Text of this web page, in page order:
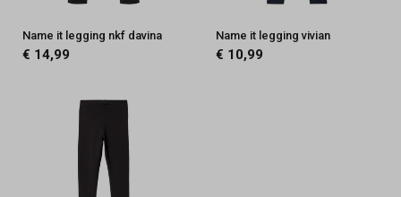
Name it legging nkf davina
€ 14,99
Name it legging vivian
€ 10,99